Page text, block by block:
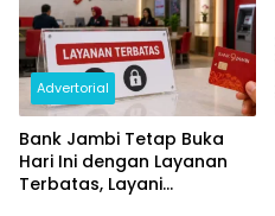
Advertorial
Bank Jambi Tetap Buka
Hari Ini dengan Layanan
Terbatas, Layani